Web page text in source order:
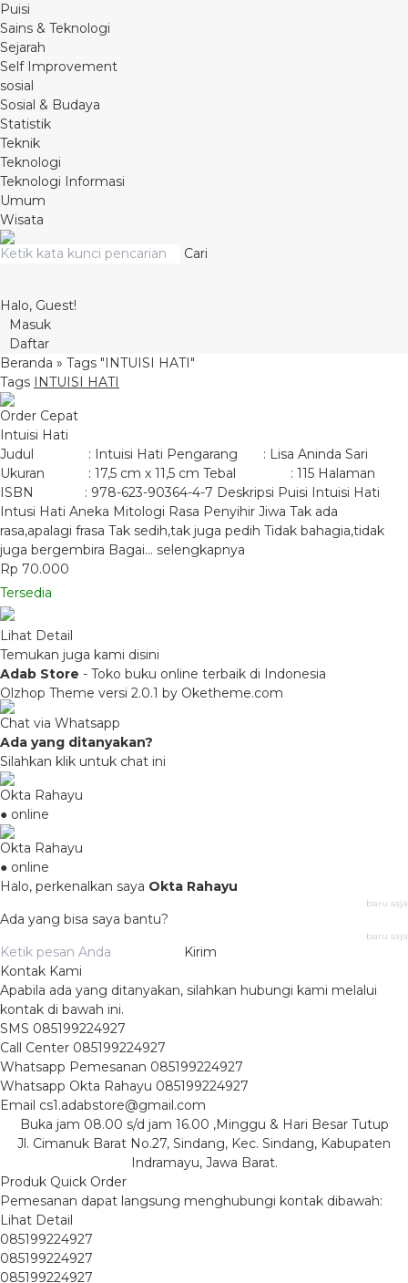
Puisi
Sains & Teknologi
Sejarah
Self Improvement
sosial
Sosial & Budaya
Statistik
Teknik
Teknologi
Teknologi Informasi
Umum
Wisata
Cari
Halo, Guest!
Masuk
Daftar
Beranda » Tags "INTUISI HATI"
Tags INTUISI HATI
Order Cepat
Intuisi Hati
Judul : Intuisi Hati Pengarang : Lisa Aninda Sari
Ukuran : 17,5 cm x 11,5 cm Tebal : 115 Halaman
ISBN : 978-623-90364-4-7 Deskripsi Puisi Intuisi Hati
Intusi Hati Aneka Mitologi Rasa Penyihir Jiwa Tak ada
rasa,apalagi frasa Tak sedih,tak juga pedih Tidak bahagia,tidak
juga bergembira Bagai… selengkapnya
Rp 70.000
Tersedia
Lihat Detail
Temukan juga kami disini
Adab Store - Toko buku online terbaik di Indonesia
Olzhop Theme versi 2.0.1 by Oketheme.com
Chat via Whatsapp
Ada yang ditanyakan?
Silahkan klik untuk chat ini
Okta Rahayu
● online
Okta Rahayu
● online
Halo, perkenalkan saya Okta Rahayu
baru saja
Ada yang bisa saya bantu?
baru saja
Kirim
Kontak Kami
Apabila ada yang ditanyakan, silahkan hubungi kami melalui
kontak di bawah ini.
SMS 085199224927
Call Center 085199224927
Whatsapp Pemesanan 085199224927
Whatsapp Okta Rahayu 085199224927
Email cs1.adabstore@gmail.com
Buka jam 08.00 s/d jam 16.00 ,Minggu & Hari Besar Tutup
Jl. Cimanuk Barat No.27, Sindang, Kec. Sindang, Kabupaten
Indramayu, Jawa Barat.
Produk Quick Order
Pemesanan dapat langsung menghubungi kontak dibawah:
Lihat Detail
085199224927
085199224927
085199224927